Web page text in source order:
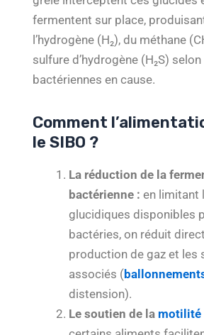
fermentent sur place,
l’hydrogène (H₂), du méthane
sulfure d’hydrogène (H₂S)
bactériennes en cause.
Comment
le SIBO ?
La réduction de la
bactérienne : en limitant
glucidiques disponibles
bactéries, on réduit
production de gaz et les
associés (
distension).
Le soutien de la motilité